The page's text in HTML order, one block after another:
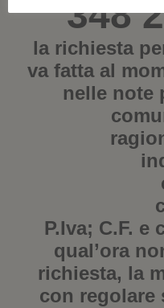
348
la richiesta
va fatta al
nelle note
P.Iva; C.F. e
qual’ora
richiesta, la
con regolare